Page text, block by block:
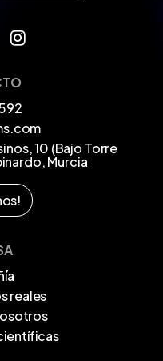
10 (Bajo Torre
Murcia
os!
reales